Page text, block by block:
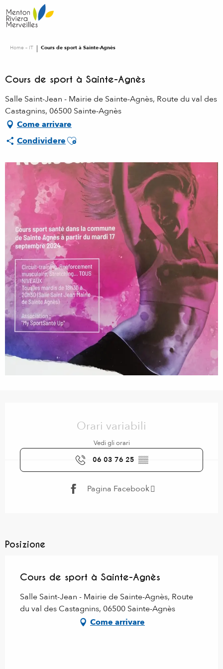
au
contenu
Home – IT Cours de sport à Sainte-Agnès
Cours de sport à Sainte-Agnès
Salle Saint-Jean - Mairie de Sainte-Agnès, Route du val des
Castagnins, 06500 Sainte-Agnès
Come arrivare
CondividereAjouter aux favoris
Orari variabili
Vedi gli orari
06 03 76 25 ▒▒
Pagina Facebook
Posizione
Cours de sport à Sainte-Agnès
Salle Saint-Jean - Mairie de Sainte-Agnès, Route
du val des Castagnins, 06500 Sainte-Agnès
Come arrivare